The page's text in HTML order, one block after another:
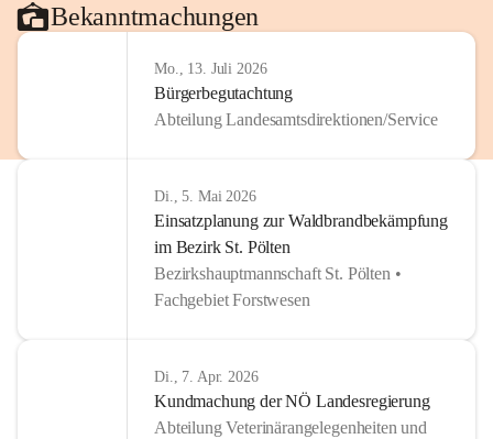
Bekanntmachungen
Mo., 13. Juli 2026
Bürgerbegutachtung
Abteilung Landesamtsdirektionen/Service
Di., 5. Mai 2026
Einsatzplanung zur Waldbrandbekämpfung
im Bezirk St. Pölten
Bezirkshauptmannschaft St. Pölten •
Fachgebiet Forstwesen
Di., 7. Apr. 2026
Kundmachung der NÖ Landesregierung
Abteilung Veterinärangelegenheiten und